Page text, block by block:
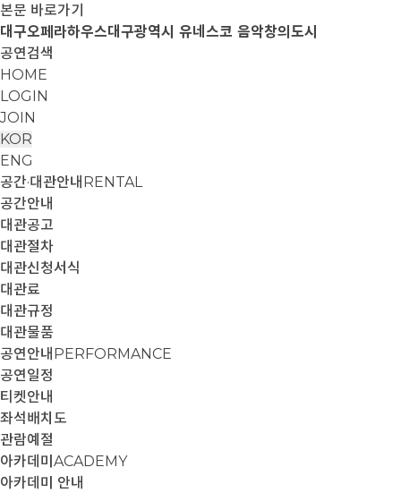
본문 바로가기
대구오페라하우스대구광역시 유네스코 음악창의도시
공연검색
HOME
LOGIN
JOIN
KOR
ENG
공간·대관안내 RENTAL
공간안내
대관공고
대관절차
대관신청서식
대관료
대관규정
대관물품
공연안내 PERFORMANCE
공연일정
티켓안내
좌석배치도
관람예절
아카데미 ACADEMY
아카데미 안내